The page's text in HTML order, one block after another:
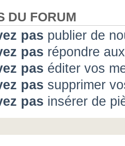
DU FORUM
pas publier de
pas répondre
pas éditer vos
pas supprimer
pas insérer de